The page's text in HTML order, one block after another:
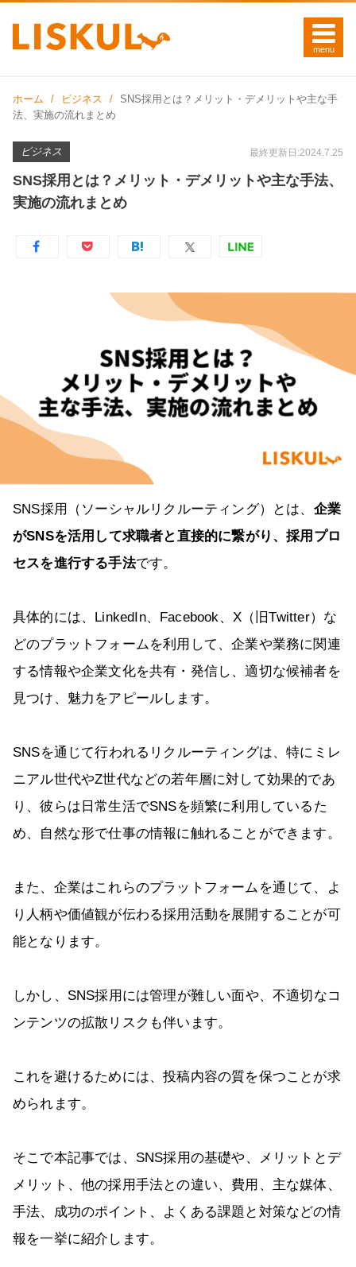
ホーム ビジネス
SNS採用とは？メリット・デメリットや主な手
法、実施の流れまとめ
ビジネス 最終更新日:2024.7.25
SNS採用とは？メリット・デメリットや主な手法、
実施の流れまとめ
SNS採用（ソーシャルリクルーティング）とは、 企業
がSNSを活用して求職者と直接的に繋がり、採用プロ
セスを進行する手法です。
具体的には、LinkedIn、Facebook、X（旧Twitter）な
どのプラットフォームを利用して、企業や業務に関連
する情報や企業文化を共有・発信し、適切な候補者を
見つけ、魅力をアピールします。
SNSを通じて行われるリクルーティングは、特にミレ
ニアル世代やZ世代などの若年層に対して効果的であ
り、彼らは日常生活でSNSを頻繁に利用しているた
め、自然な形で仕事の情報に触れることができます。
また、企業はこれらのプラットフォームを通じて、よ
り人柄や価値観が伝わる採用活動を展開することが可
能となります。
しかし、SNS採用には管理が難しい面や、不適切なコ
ンテンツの拡散リスクも伴います。
これを避けるためには、投稿内容の質を保つことが求
められます。
そこで本記事では、SNS採用の基礎や、メリットとデ
メリット、他の採用手法との違い、費用、主な媒体、
手法、成功のポイント、よくある課題と対策などの情
報を一挙に紹介します。